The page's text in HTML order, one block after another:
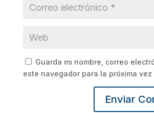
Guarda mi nombre, correo
este navegador para la próxima